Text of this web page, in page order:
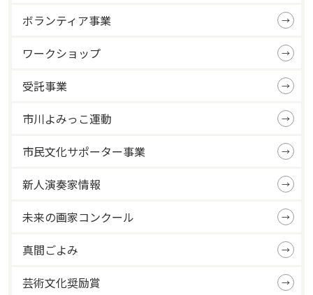
ボランティア事業
ワークショップ
受託事業
市川よみっこ運動
市民文化サポーター事業
新人演奏家情報
未来の画家コンクール
真間ごよみ
芸術文化奨励賞